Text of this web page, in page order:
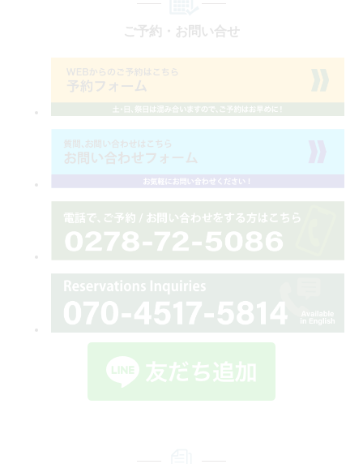
ご予約・お問い合せ